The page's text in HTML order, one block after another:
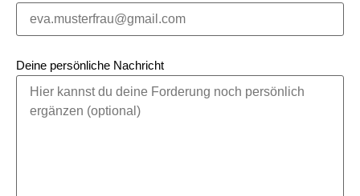
Deine persönliche Nachricht